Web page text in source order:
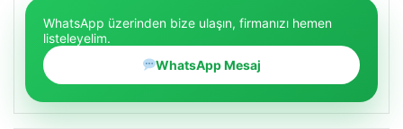
WhatsApp üzerinden bize ulaşın, firmanızı hemen
listeleyelim.
WhatsApp Mesaj